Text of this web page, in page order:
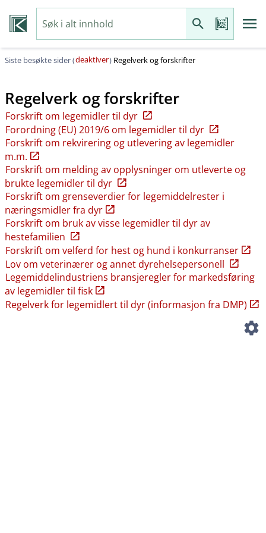
Siste besøkte sider (deaktiver) Regelverk og forskrifter
Regelverk og forskrifter
Forskrift om legemidler til dyr
Forordning (EU) 2019/6 om legemidler til dyr
Forskrift om rekvirering og utlevering av legemidler
m.m.
Forskrift om melding av opplysninger om utleverte og
brukte legemidler til dyr
Forskrift om grenseverdier for legemiddelrester i
næringsmidler fra dyr
Forskrift om bruk av visse legemidler til dyr av
hestefamilien
Forskrift om velferd for hest og hund i konkurranser
Lov om veterinærer og annet dyrehelsepersonell
Legemiddelindustriens bransjeregler for markedsføring
av legemidler til fisk
Regelverk for legemidlert til dyr (informasjon fra DMP)